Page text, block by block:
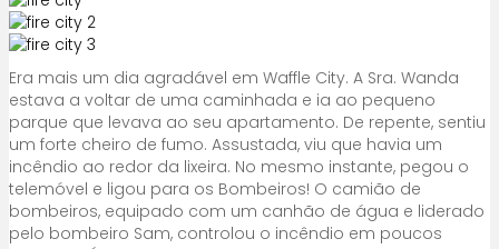
Era mais um dia agradável em Waffle City. A Sra. Wanda
estava a voltar de uma caminhada e ia ao pequeno
parque que levava ao seu apartamento. De repente, sentiu
um forte cheiro de fumo. Assustada, viu que havia um
incêndio ao redor da lixeira. No mesmo instante, pegou o
telemóvel e ligou para os Bombeiros! O camião de
bombeiros, equipado com um canhão de água e liderado
pelo bombeiro Sam, controlou o incêndio em poucos